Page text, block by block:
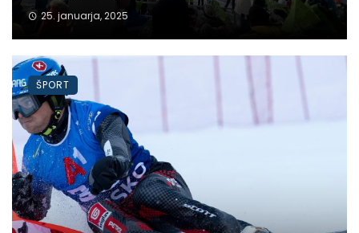
25. januarja, 2025
ŠPORT